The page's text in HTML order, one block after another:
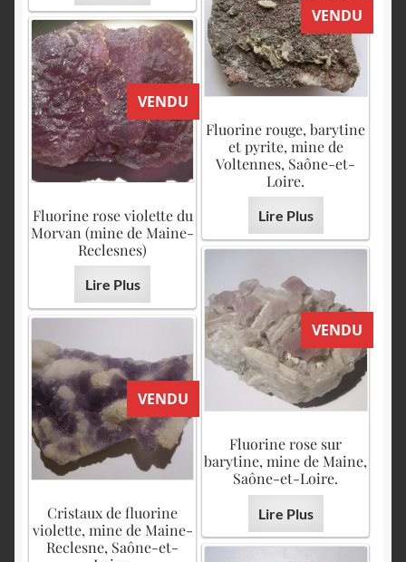
VENDU
Fluorine rouge, barytine
et pyrite, mine de
Voltennes, Saône-et-
Loire.
Lire Plus
VENDU
Fluorine rose violette du
Morvan (mine de Maine-
Reclesnes)
Lire Plus
VENDU
Fluorine rose sur
barytine, mine de Maine,
Saône-et-Loire.
Lire Plus
VENDU
Cristaux de fluorine
violette, mine de Maine-
Reclesne, Saône-et-